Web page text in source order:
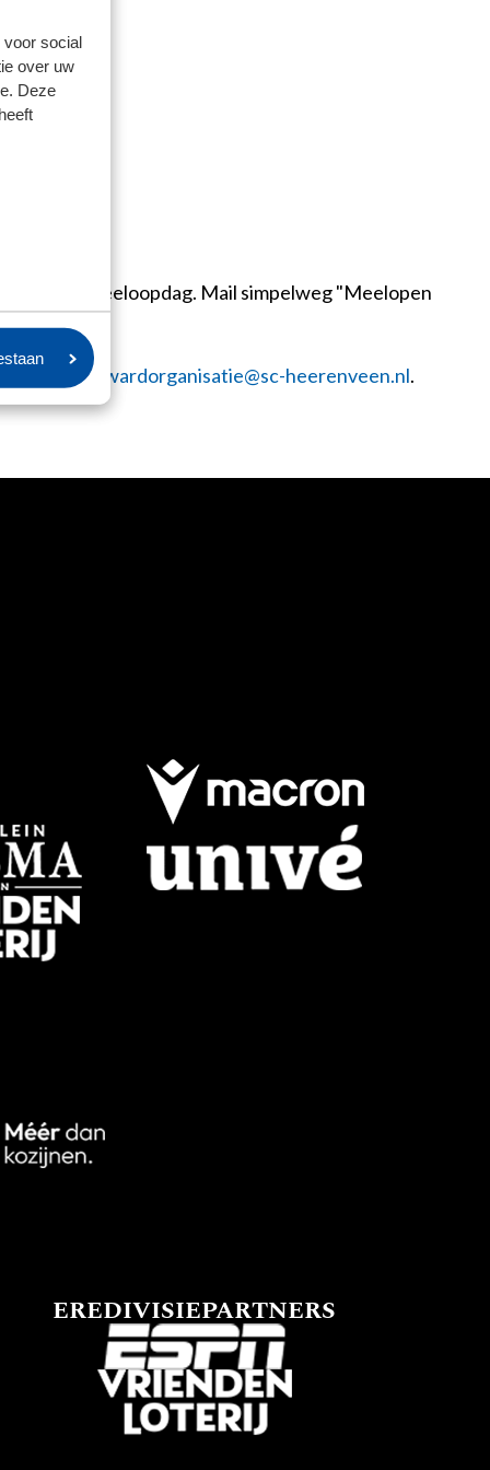
voor social
over uw
Deze
een meeloopdag. Mail simpelweg "Meelopen
naar stewardorganisatie@sc-heerenveen.nl.
EREDIVISIEPARTNERS